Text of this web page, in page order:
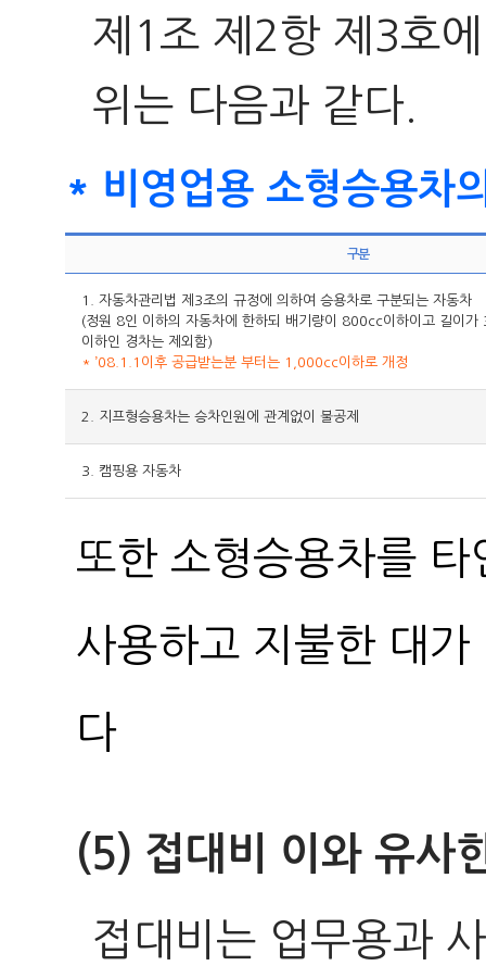
제1조 제2항 제3호
위는 다음과 같다.
* 비영업용 소형승용차
구분
1. 자동차관리법 제3조의 규정에 의하여 승용차로 구분되는 자동차
(정원 8인 이하의 자동차에 한하되 배기량이 800cc이하이고 길이
이하인 경차는 제외함)
* ’08.1.1이후 공급받는분 부터는 1,000cc이하로 개정
2. 지프형승용차는 승차인원에 관계없이 불공제
3. 캠핑용 자동차
또한 소형승용차를
사용하고 지불한 대
다
(5) 접대비 이와 유사
접대비는 업무용과